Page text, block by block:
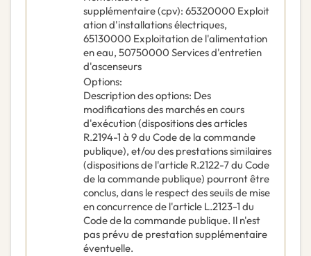
supplémentaire(cpv): 65320000 Exploit
ation d'installations électriques,
65130000 Exploitation de l'alimentation
en eau, 50750000 Services d'entretien
d'ascenseurs
Options:
Description des options: Des
modifications des marchés en cours
d'exécution (dispositions des articles
R.2194-1 à 9 du Code de la commande
publique), et/ou des prestations similaires
(dispositions de l'article R.2122-7 du Code
de la commande publique) pourront être
conclus, dans le respect des seuils de mise
en concurrence de l'article L.2123-1 du
Code de la commande publique. Il n'est
pas prévu de prestation supplémentaire
éventuelle.